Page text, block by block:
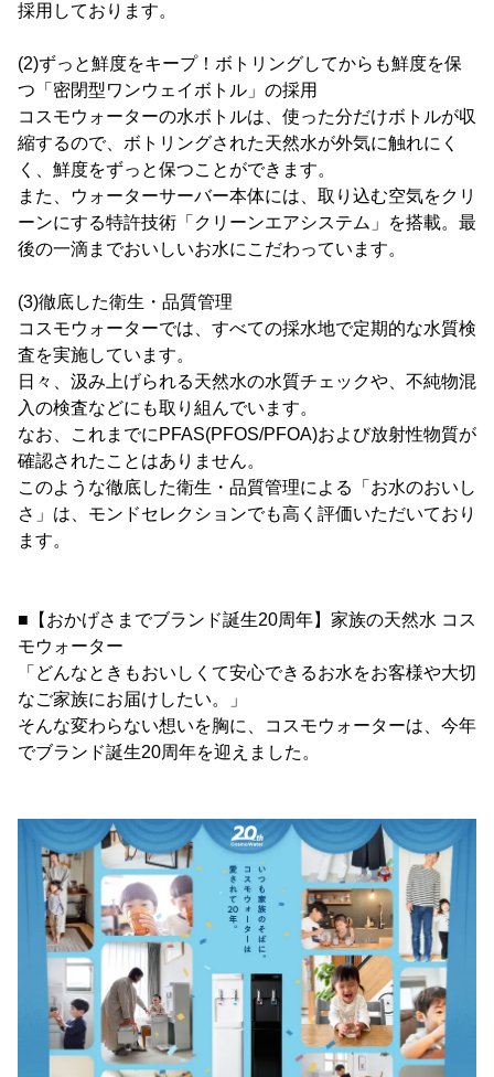
採用しております。
(2)ずっと鮮度をキープ！ボトリングしてからも鮮度を保
つ「密閉型ワンウェイボトル」の採用
コスモウォーターの水ボトルは、使った分だけボトルが収
縮するので、ボトリングされた天然水が外気に触れにく
く、鮮度をずっと保つことができます。
また、ウォーターサーバー本体には、取り込む空気をクリ
ーンにする特許技術「クリーンエアシステム」を搭載。最
後の一滴までおいしいお水にこだわっています。
(3)徹底した衛生・品質管理
コスモウォーターでは、すべての採水地で定期的な水質検
査を実施しています。
日々、汲み上げられる天然水の水質チェックや、不純物混
入の検査などにも取り組んでいます。
なお、これまでにPFAS(PFOS/PFOA)および放射性物質が
確認されたことはありません。
このような徹底した衛生・品質管理による「お水のおいし
さ」は、モンドセレクションでも高く評価いただいており
ます。
■【おかげさまでブランド誕生20周年】家族の天然水 コス
モウォーター
「どんなときもおいしくて安心できるお水をお客様や大切
なご家族にお届けしたい。」
そんな変わらない想いを胸に、コスモウォーターは、今年
でブランド誕生20周年を迎えました。